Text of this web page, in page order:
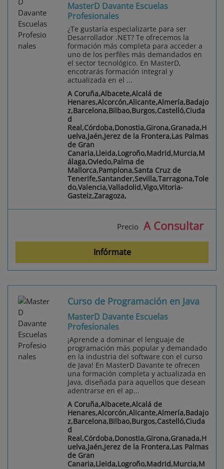
MasterD Davante Escuelas
Profesionales
¿Te gustaría especializarte para ser
Desarrollador .NET? Te ofrecemos la
formación más completa para acceder a
uno de los perfiles más demandados en
el sector tecnológico. En MasterD,
encotrarás formación integral y
actualizada en el ...
A Coruña,Albacete,Alcalá de
Henares,Alcorcón,Alicante,Almería,Badajo
z,Barcelona,Bilbao,Burgos,Castelló,Ciuda
d
Real,Córdoba,Donostia,Girona,Granada,H
uelva,Jaén,Jerez de la Frontera,Las Palmas
de Gran
Canaria,Lleida,Logroño,Madrid,Murcia,M
álaga,Oviedo,Palma de
Mallorca,Pamplona,Santa Cruz de
Tenerife,Santander,Sevilla,Tarragona,Tole
do,Valencia,Valladolid,Vigo,Vitoria-
Gasteiz,Zaragoza,
Precio A Consultar
Infórmate
Curso de Programación en Java
MasterD Davante Escuelas
Profesionales
¡Aprende a dominar el lenguaje de
programación más popular y demandado
en la industria del software con el curso
de Java! En MasterD Davante te ofrecen
una formación completa y actualizada en
Java, diseñada para aquellos que desean
adentrarse en el ap...
A Coruña,Albacete,Alcalá de
Henares,Alcorcón,Alicante,Almería,Badajo
z,Barcelona,Bilbao,Burgos,Castelló,Ciuda
d
Real,Córdoba,Donostia,Girona,Granada,H
uelva,Jaén,Jerez de la Frontera,Las Palmas
de Gran
Canaria,Lleida,Logroño,Madrid,Murcia,M